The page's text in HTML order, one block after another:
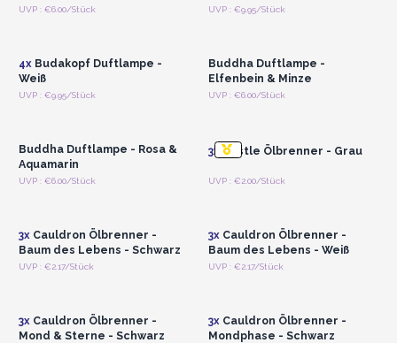
UVP : €6.00/Stück UVP : €9.95/Stück
Anmelden oder
4xBudakopf Duftlampe -
Weiß
UVP : €9.95/Stück
Anmelden oder
Buddha Duftlampe -
Elfenbein & Minze
UVP : €6.00/Stück
Anmelden oder
Buddha Duftlampe - Rosa &
Aquamarin
UVP : €6.00/Stück
Anmelden oder
3x Castle Ölbrenner - Grau
UVP : €2.00/Stück
Anmelden oder
3xCauldron Ölbrenner -
Baum des Lebens - Schwarz
UVP : €2.17/Stück
Anmelden oder
3xCauldron Ölbrenner -
Baum des Lebens - Weiß
UVP : €2.17/Stück
Anmelden oder
3xCauldron Ölbrenner -
Mond & Sterne - Schwarz
Anmelden oder
3xCauldron Ölbrenner -
Mondphase - Schwarz